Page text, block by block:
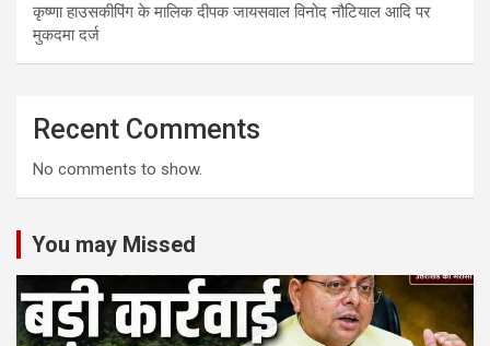
कृष्णा हाउसकीपिंग के मालिक दीपक जायसवाल विनोद नौटियाल आदि पर
मुकदमा दर्ज
Recent Comments
No comments to show.
You may Missed